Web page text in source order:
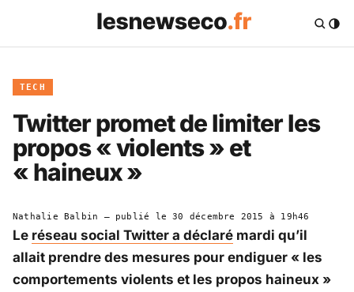
TECH
Twitter promet de limiter les
propos « violents » et
« haineux »
Nathalie Balbin — publié le30 décembre 2015 à 19h46
Le réseau social Twitter a déclaré mardi qu’il
allait prendre des mesures pour endiguer « les
comportements violents et les propos haineux »